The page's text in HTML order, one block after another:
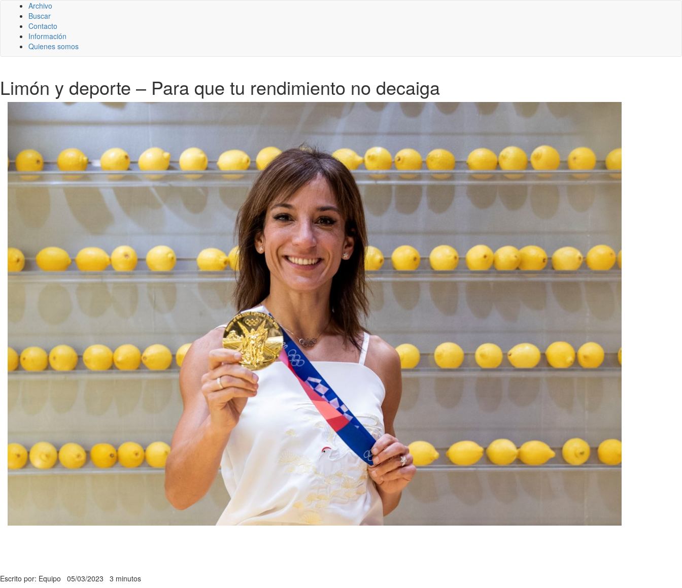
Archivo
Buscar
Contacto
Información
Quienes somos
Limón y deporte – Para que tu rendimiento no decaiga
Escrito por: Equipo 05/03/2023 3 minutos